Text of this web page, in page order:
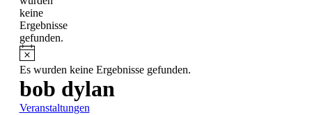
keine
Ergebnisse
gefunden.
Es wurden keine Ergebnisse gefunden.
bob dylan
Veranstaltungen